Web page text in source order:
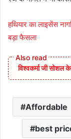
हथियार का लाइसेंस
बड़ा फैसला
विश्वकर्मा जी
Affordable
best